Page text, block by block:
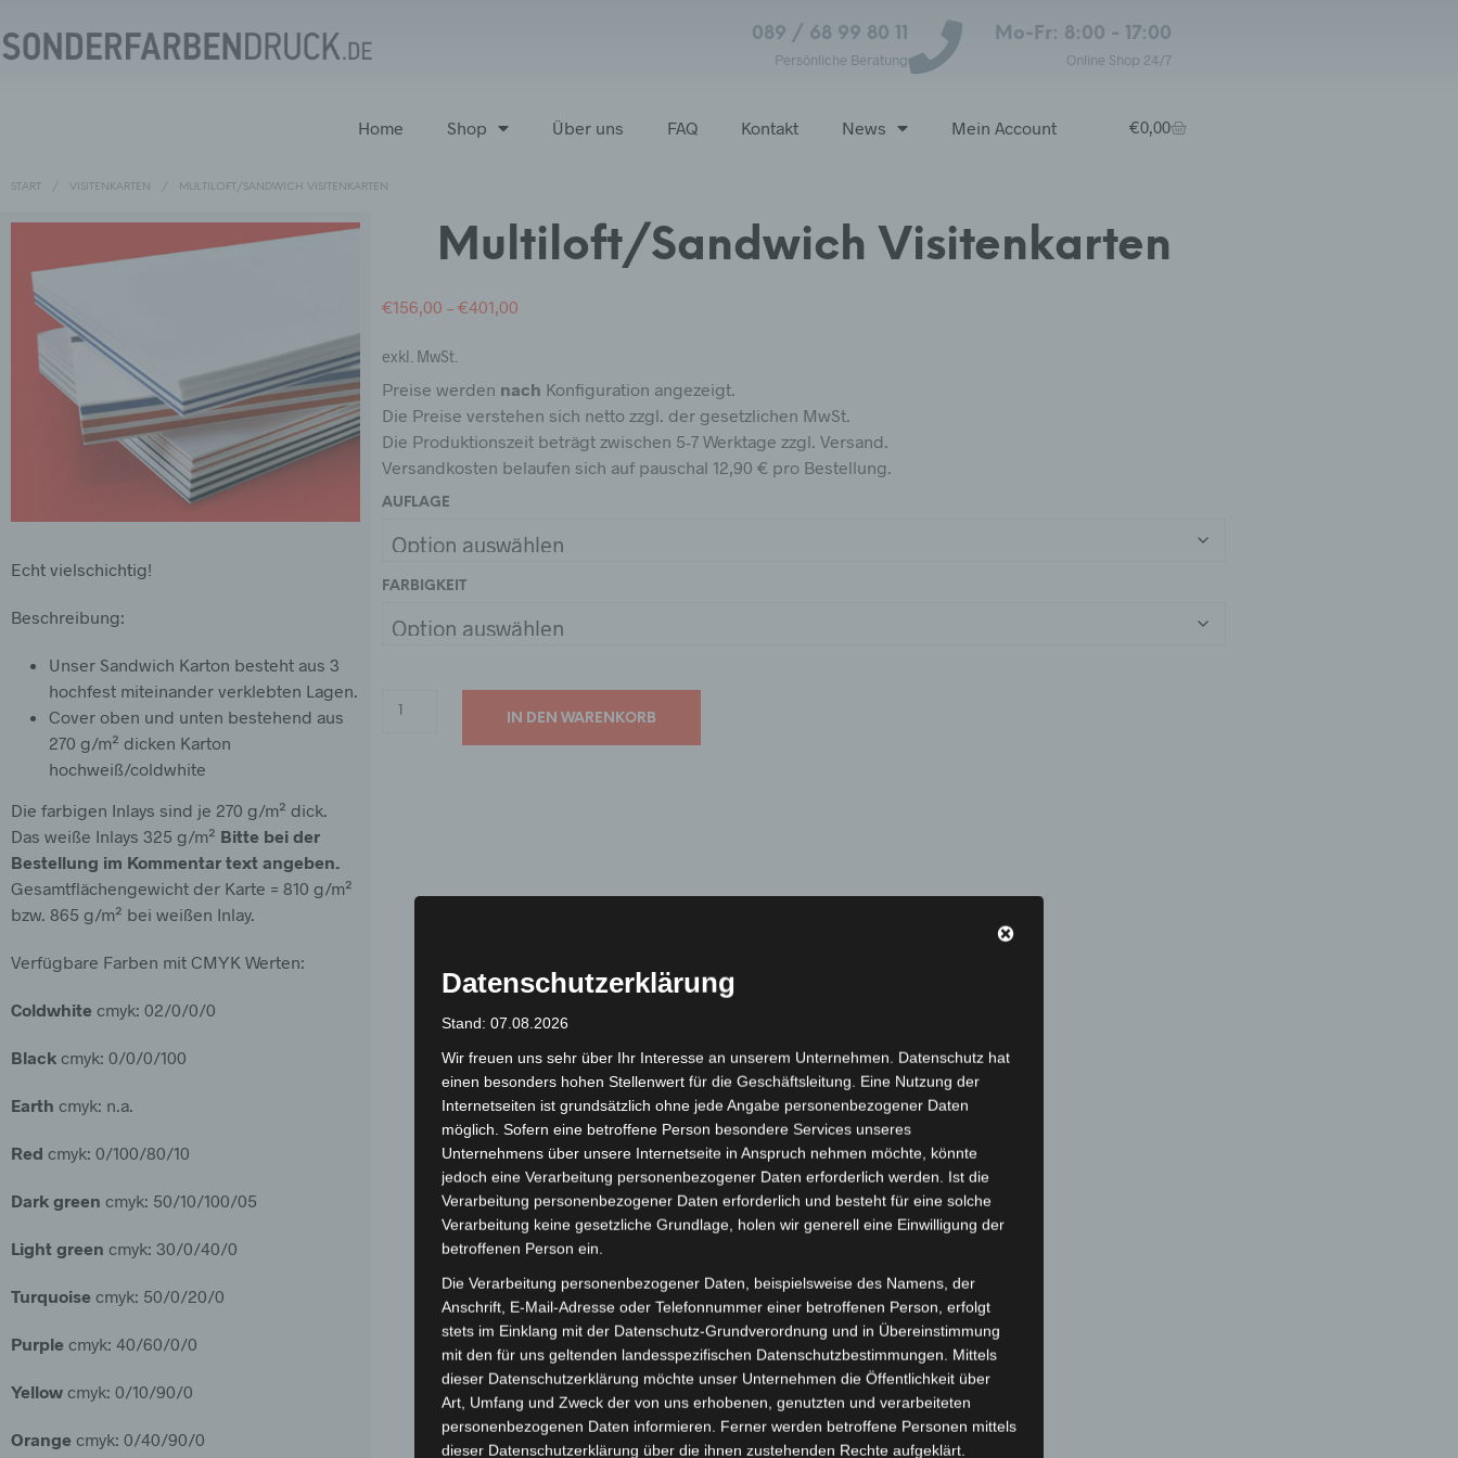
089 / 68 99 80 11
Persönliche Beratung
Mo-Fr: 8:00 - 17:00
Online Shop 24/7
Home Shop Über uns FAQ Kontakt News Mein Account €0,00
START / VISITENKARTEN / MULTILOFT/SANDWICH VISITENKARTEN
Echt vielschichtig!
Beschreibung:
Unser Sandwich Karton besteht aus 3
hochfest miteinander verklebten Lagen.
Cover oben und unten bestehend aus
270 g/m² dicken Karton
hochweiß/coldwhite
Die farbigen Inlays sind je 270 g/m² dick.
Das weiße Inlays 325 g/m² Bitte bei der
Bestellung im Kommentar text angeben.
Gesamtflächengewicht der Karte = 810 g/m²
bzw. 865 g/m² bei weißen Inlay.
Verfügbare Farben mit CMYK Werten:
Coldwhite cmyk: 02/0/0/0
Black cmyk: 0/0/0/100
Earth cmyk: n.a.
Red cmyk: 0/100/80/10
Dark green cmyk: 50/10/100/05
Light green cmyk: 30/0/40/0
Turquoise cmyk: 50/0/20/0
Purple cmyk: 40/60/0/0
Yellow cmyk: 0/10/90/0
Orange cmyk: 0/40/90/0
Multiloft/Sandwich Visitenkarten
€156,00 – €401,00
exkl. MwSt.
Preise werden nach Konfiguration angezeigt.
Die Preise verstehen sich netto zzgl. der gesetzlichen MwSt.
Die Produktionszeit beträgt zwischen 5-7 Werktage zzgl. Versand.
Versandkosten belaufen sich auf pauschal 12,90 € pro Bestellung.
AUFLAGE
FARBIGKEIT
IN DEN WARENKORB
Datenschutzerklärung
Stand: 07.08.2026
Wir freuen uns sehr über Ihr Interesse an unserem Unternehmen. Datenschutz hat
einen besonders hohen Stellenwert für die Geschäftsleitung. Eine Nutzung der
Internetseiten ist grundsätzlich ohne jede Angabe personenbezogener Daten
möglich. Sofern eine betroffene Person besondere Services unseres
Unternehmens über unsere Internetseite in Anspruch nehmen möchte, könnte
jedoch eine Verarbeitung personenbezogener Daten erforderlich werden. Ist die
Verarbeitung personenbezogener Daten erforderlich und besteht für eine solche
Verarbeitung keine gesetzliche Grundlage, holen wir generell eine Einwilligung der
betroffenen Person ein.
Die Verarbeitung personenbezogener Daten, beispielsweise des Namens, der
Anschrift, E-Mail-Adresse oder Telefonnummer einer betroffenen Person, erfolgt
stets im Einklang mit der Datenschutz-Grundverordnung und in Übereinstimmung
mit den für uns geltenden landesspezifischen Datenschutzbestimmungen. Mittels
dieser Datenschutzerklärung möchte unser Unternehmen die Öffentlichkeit über
Art, Umfang und Zweck der von uns erhobenen, genutzten und verarbeiteten
personenbezogenen Daten informieren. Ferner werden betroffene Personen mittels
dieser Datenschutzerklärung über die ihnen zustehenden Rechte aufgeklärt.